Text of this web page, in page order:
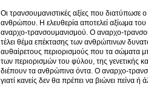
Οι τρανσουμανιστικές αξίες που διατύπωσε
ανθρώπου. Η ελευθερία αποτελεί αξίωμα του
αναρχο-τρανσουμανισμού. Ο αναρχο-
τέλει θέμα επέκτασης των ανθρώπινων
αυθαίρετους περιορισμούς που τα σώματα
των περιορισμών του φύλου, της γενετικής
διέπουν τα ανθρώπινα όντα. Ο αναρχο-
γιατί κανείς δεν θα πρέπει να βιώνει πείνα